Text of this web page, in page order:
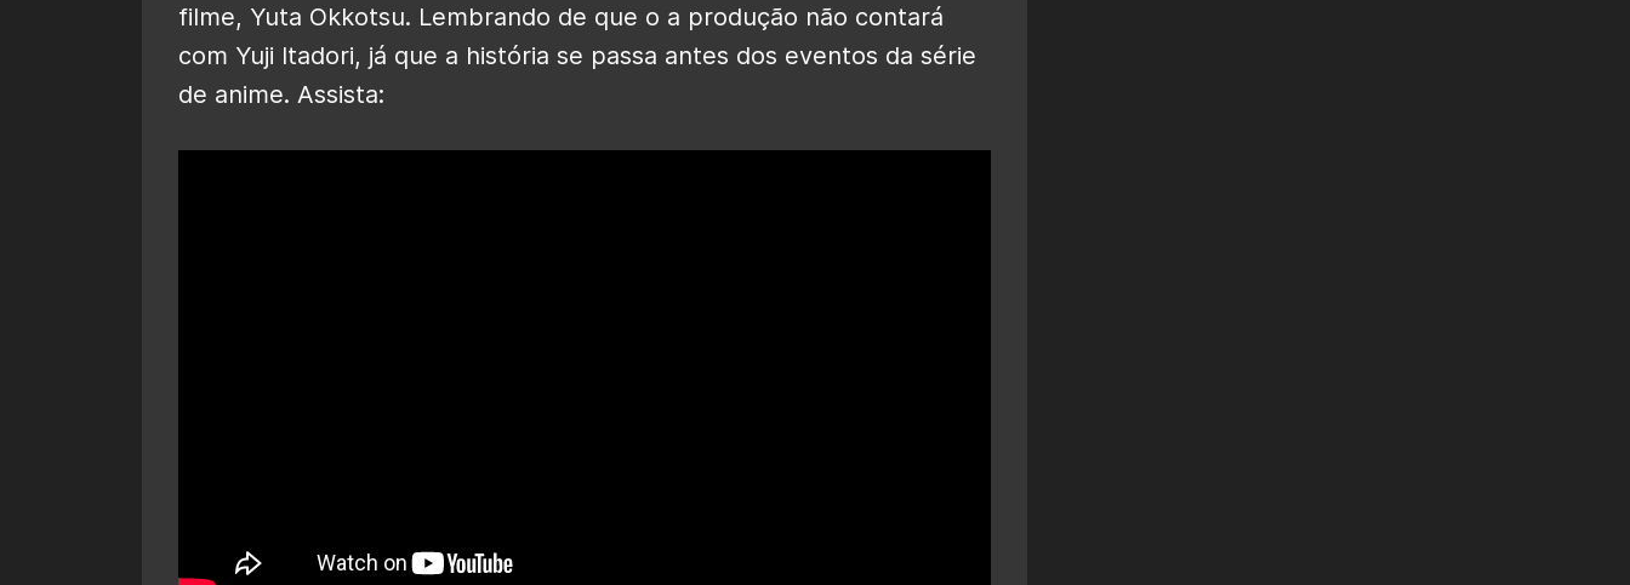
filme, Yuta Okkotsu. Lembrando de que o a produção não contará
com Yuji Itadori, já que a história se passa antes dos eventos da série
de anime. Assista: